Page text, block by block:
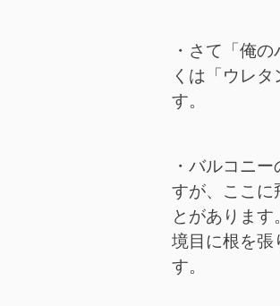
・さて「俺
くは「ウレ
す。
・バルコニ
すが、ここに
とがありま
境目に根を張
す。